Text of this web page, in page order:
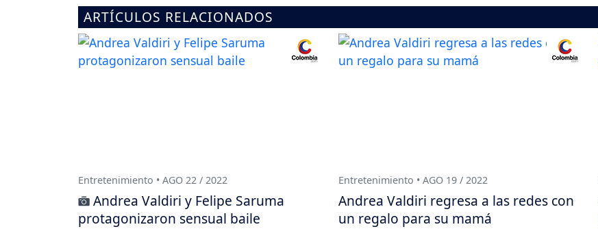
ARTÍCULOS RELACIONADOS
Entretenimiento • AGO 22 / 2022
Andrea Valdiri y Felipe Saruma
protagonizaron sensual baile
Entretenimiento • AGO 19 / 2022
Andrea Valdiri regresa a las redes con
un regalo para su mamá